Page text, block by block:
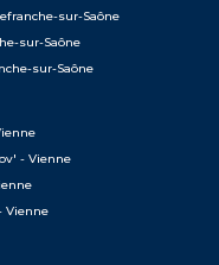
sur-Saône
sur-Saône
sur-Saône
- Vienne
Vienne